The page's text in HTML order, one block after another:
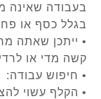
בעבודה שאינה
בגלל כסף או
• ייתכן שאתה
קשה מדי או
• חיפוש עבודה:
• הקלף עשוי